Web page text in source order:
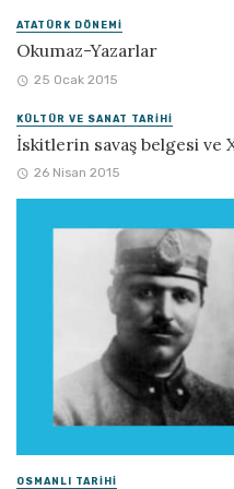
ATATÜRK DÖNEMI
Okumaz-Yazarlar
25 Ocak 2015
KÜLTÜR VE SANAT TARIHI
İskitlerin savaş belgesi ve
26 Nisan 2015
OSMANLI TARIHI